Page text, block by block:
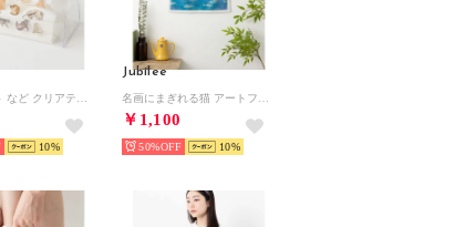
10
Jubilee
￥1,100
50% 10